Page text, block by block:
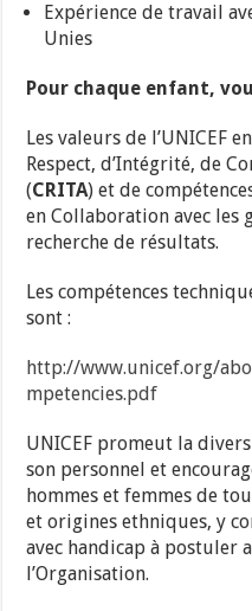
Expérience de travail
Unies
Pour chaque enfant,
Les valeurs de l’UNICEF
Respect, d’Intégrité, de
(CRITA) et de
en Collaboration avec les
recherche de résultats.
Les compétences
sont :
http://www.unicef.org/
mpetencies.pdf
UNICEF promeut la
son personnel et
hommes et femmes de
et origines ethniques, y
avec handicap à postuler
l’Organisation.